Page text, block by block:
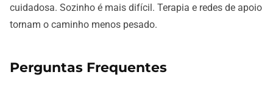
cuidadosa. Sozinho é mais difícil. Terapia e redes de apoio
tornam o caminho menos pesado.
Perguntas Frequentes